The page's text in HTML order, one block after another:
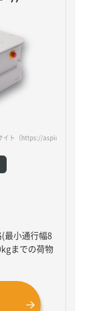
イト （https://aspina-
最小通行幅8
までの荷物